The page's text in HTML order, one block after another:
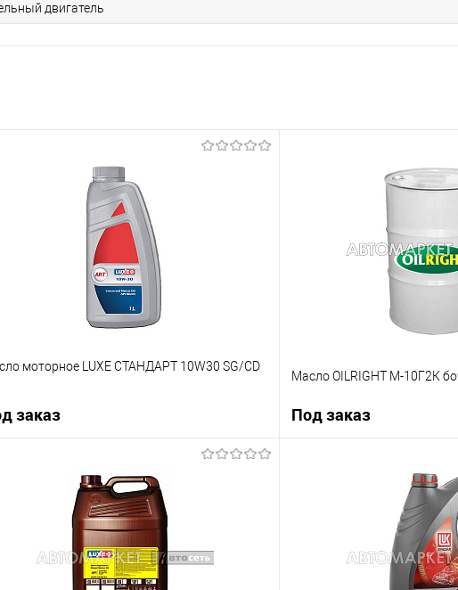
двигатель
моторное LUXE СТАНДАРТ 10W30 SG/CD
заказ
К сравнению
Под заказ
Масло OILRIGHT М-10Г2К
Под заказ